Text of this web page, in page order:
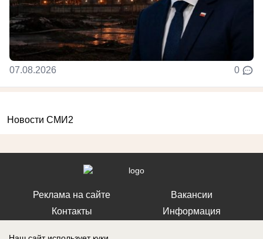
07.08.2026 0
Новости СМИ2
Реклама на сайте
Контакты
Вакансии
Информация